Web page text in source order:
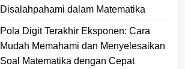
Disalahpahami dalam Matematika
Pola Digit Terakhir Eksponen: Cara
Mudah Memahami dan Menyelesaikan
Soal Matematika dengan Cepat